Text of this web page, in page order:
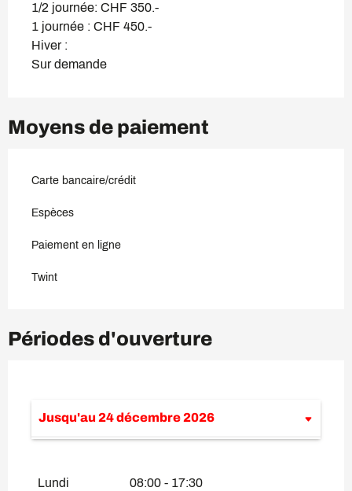
1/2 journée: CHF 350.-
1 journée : CHF 450.-
Hiver :
Sur demande
Moyens de paiement
Carte bancaire/crédit
Espèces
Paiement en ligne
Twint
Périodes d'ouverture
Jusqu'au 24 décembre 2026
Lundi
08:00 - 17:30